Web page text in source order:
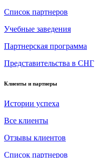
Список партнеров
Учебные заведения
Партнерская программа
Представительства в СНГ
Клиенты и партнеры
Истории успеха
Все клиенты
Отзывы клиентов
Список партнеров